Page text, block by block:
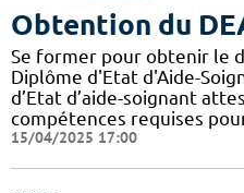
Obtention du
Se former pour obtenir le
Diplôme d'Etat d'Aide-
d’Etat d’aide-soignant
compétences requises
15/04/2025 17:00